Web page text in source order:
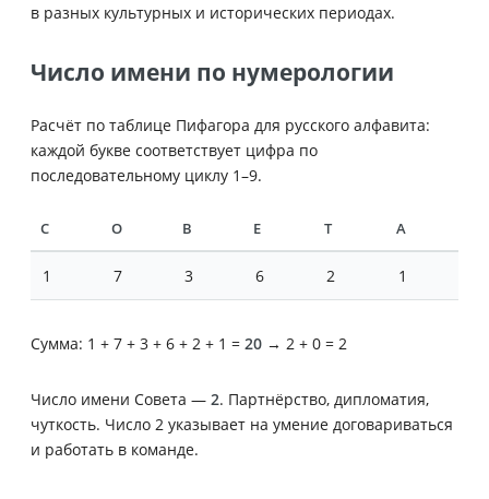
в разных культурных и исторических периодах.
Число имени по нумерологии
Расчёт по таблице Пифагора для русского алфавита:
каждой букве соответствует цифра по
последовательному циклу 1–9.
С О В Е Т А
1 7 3 6 2 1
Сумма: 1 + 7 + 3 + 6 + 2 + 1 = 20 → 2 + 0 = 2
Число имени Совета — 2. Партнёрство, дипломатия,
чуткость. Число 2 указывает на умение договариваться
и работать в команде.